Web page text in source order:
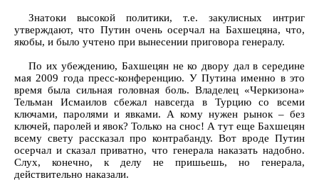
Знатоки высокой политики, т.е. закулисных интриг
утверждают, что Путин очень осерчал на Бахшецяна, что,
якобы, и было учтено при вынесении приговора генералу.
По их убеждению, Бахшецян не ко двору дал в середине
мая 2009 года пресс-конференцию. У Путина именно в это
время была сильная головная боль. Владелец «Черкизона»
Тельман Исмаилов сбежал навсегда в Турцию со всеми
ключами, паролями и явками. А кому нужен рынок – без
ключей, паролей и явок? Только на снос! А тут еще Бахшецян
всему свету рассказал про контрабанду. Вот вроде Путин
осерчал и сказал приватно, что генерала наказать надобно.
Слух, конечно, к делу не пришьешь, но генерала,
действительно наказали.